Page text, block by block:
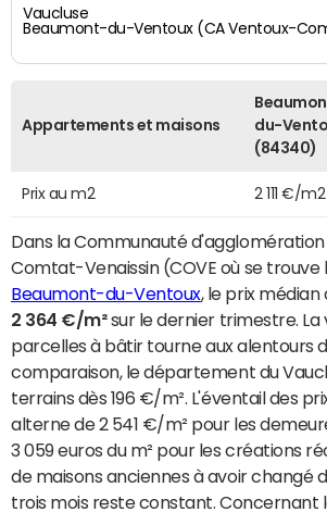
Vaucluse
Beaumont-du-Ventoux (CA Ventoux-
Appartements et maisons
du-
(84340)
Prix au m2 2 111 €/m2
Dans la Communauté
Comtat-Venaissin (COVE où se trouve
Beaumont-du-Ventoux, le prix médian
2 364 €/m²sur le dernier trimestre. La
parcelles à bâtir tourne aux alentours
comparaison, le département du
terrains dès 196 €/m². L'éventail des
alterne de 2 541 €/m² pour les
3 059 euros du m² pour les créations
de maisons anciennes à avoir changé
trois mois reste constant. Concernant